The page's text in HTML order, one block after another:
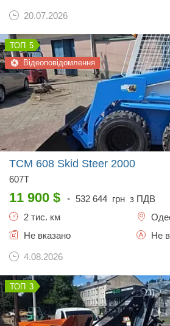
20.07.2026
5
Відеоповідомлення
TCM 608 Skid Steer 2000
607T
11 900 $ • 532 644 грн з ПДВ
2 тис. км
Не вказано
Не
4.08.2026
3